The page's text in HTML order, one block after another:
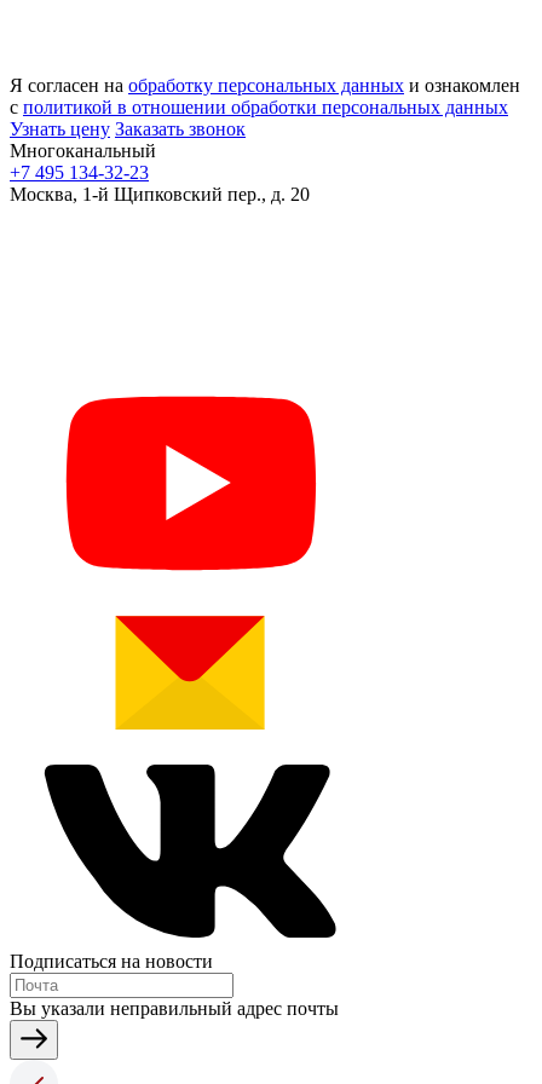
Я согласен на обработку персональных данных и ознакомлен
с политикой в отношении обработки персональных данных
Узнать цену Заказать звонок
Многоканальный
+7 495 134-32-23
Москва, 1-й Щипковский пер., д. 20
Подписаться на новости
Вы указали неправильный адрес почты